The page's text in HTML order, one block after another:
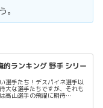
。
的ランキング 野手 シリー
選手たち！デスパイネ選手以
大な選手たちですが、それも
高山選手の飛躍に期待